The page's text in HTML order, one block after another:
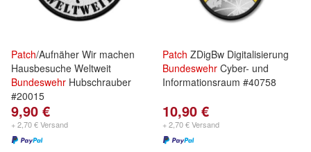
Patch/Aufnäher Wir machen
Hausbesuche Weltweit
Bundeswehr Hubschrauber
#20015
9,90 €
+ 2,70 € Versand
Patch ZDigBw Digitalisierung
Bundeswehr Cyber- und
Informationsraum #40758
10,90 €
+ 2,70 € Versand